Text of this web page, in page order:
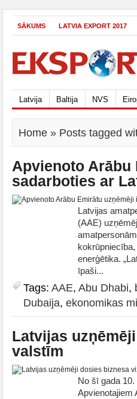
SĀKUMS LATVIA EXPORT 2017
Latvija Baltija NVS
Home » Posts tagged
Apvienoto Arābu
sadarboties ar
Latvijas
(AAE)
enerģētika.
īpaši...
Tags: AAE, Abu Dhabi,
Dubaija, ekonomikas
Latvijas
valstīm
No šī gada
Apvienotajiem